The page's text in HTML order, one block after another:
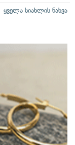
ყველა სიახლის ნახვა